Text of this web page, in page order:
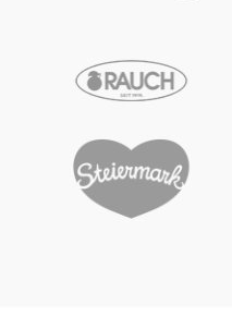
Seiten